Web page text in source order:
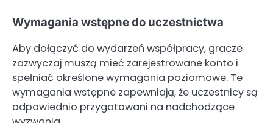
Wymagania wstępne do uczestnictwa
Aby dołączyć do wydarzeń współpracy, gracze
zazwyczaj muszą mieć zarejestrowane konto i
spełniać określone wymagania poziomowe. Te
wymagania wstępne zapewniają, że uczestnicy są
odpowiednio przygotowani na nadchodzące